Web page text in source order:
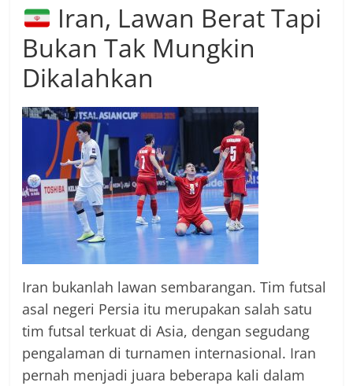
Iran, Lawan Berat Tapi
Bukan Tak Mungkin
Dikalahkan
Iran bukanlah lawan sembarangan. Tim futsal
asal negeri Persia itu merupakan salah satu
tim futsal terkuat di Asia, dengan segudang
pengalaman di turnamen internasional. Iran
pernah menjadi juara beberapa kali dalam